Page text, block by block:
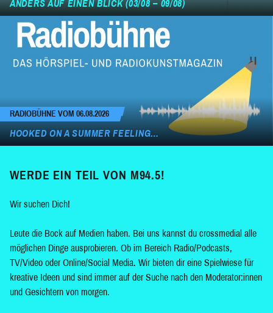
ANDERS AUF EINEN BLICK (03/08 – 09/08)
RADIOBÜHNE VOM 06.08.2026
HOOKED ON A SUMMER FEELING…
WERDE EIN TEIL VON M94.5!
Wir suchen Dich!
Leute die Bock auf Medien haben. Bei uns kannst du crossmedial alle
möglichen Dinge ausprobieren. Ob im Bereich Radio/Podcasts,
TV/Video oder Online/Social Media. Wir bieten dir eine Spielwiese für
kreative Ideen und sind immer auf der Suche nach den Moderator:innen
und Gesichtern von morgen.